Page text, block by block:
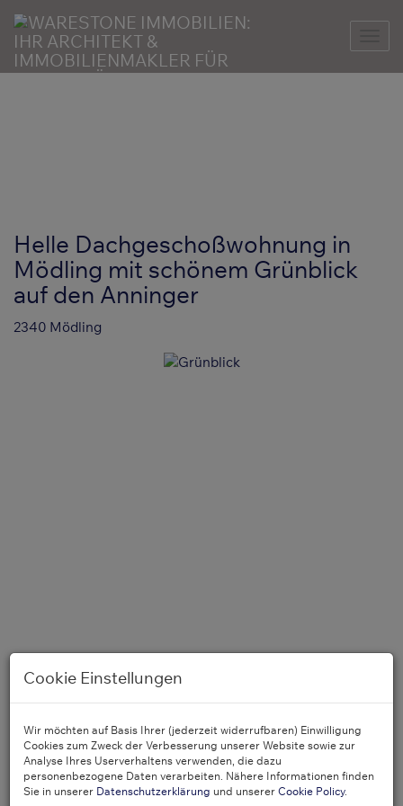
Helle Dachgeschoßwohnung in
Mödling mit schönem Grünblick
auf den Anninger
2340 Mödling
Grünblick
Cookie Einstellungen
Wir möchten auf Basis Ihrer (jederzeit widerrufbaren) Einwilligung
Cookies zum Zweck der Verbesserung unserer Website sowie zur
Analyse Ihres Userverhaltens verwenden, die dazu
personenbezogene Daten verarbeiten. Nähere Informationen finden
Sie in unserer Datenschutzerklärung und unserer Cookie Policy.